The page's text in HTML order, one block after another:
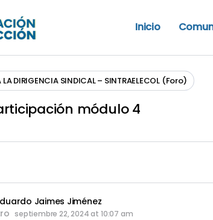
Inicio
DIRIGENCIA SINDICAL – SINTRAELECOL (Foro)
módulo 4
Jaimes Jiménez
septiembre 22, 2024 at 10:07 am